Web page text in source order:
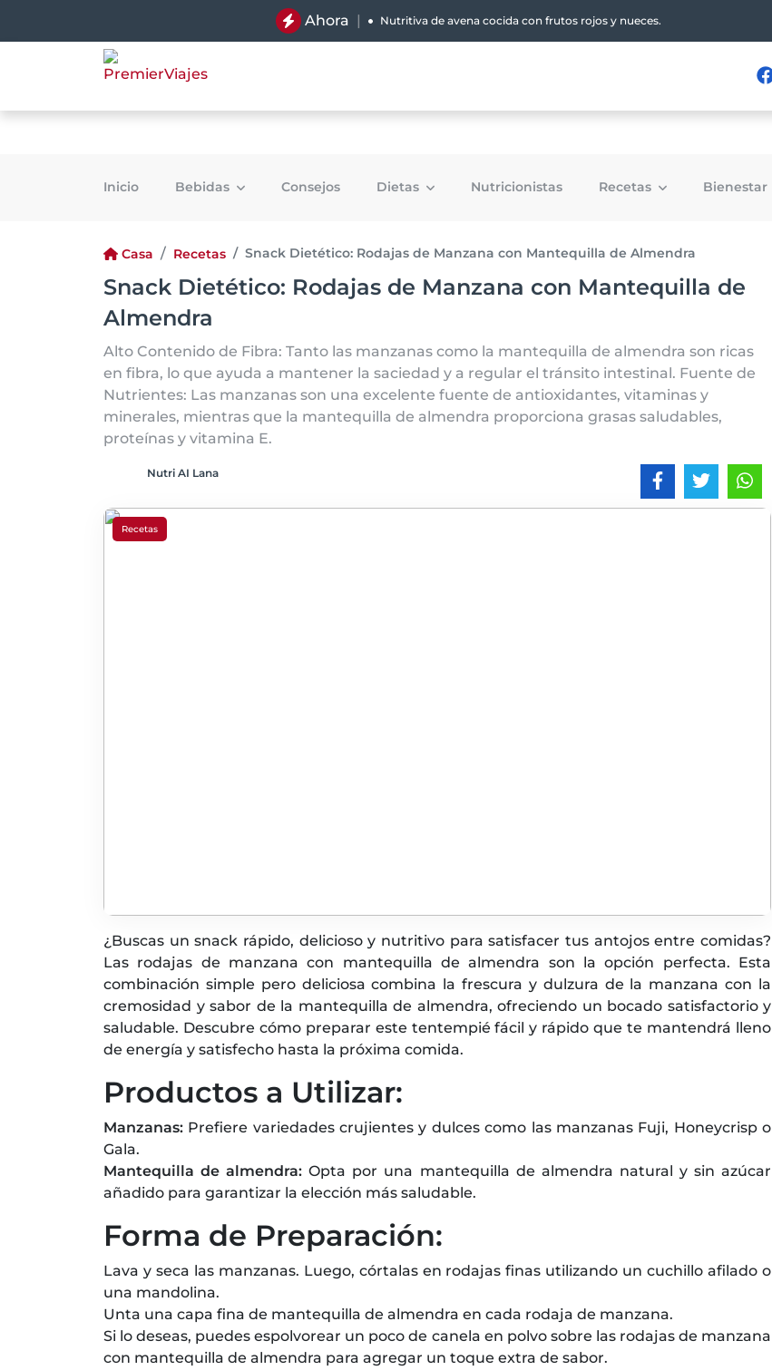
Ahora | Nutritiva de avena cocida con frutos rojos y nueces.
Inicio Bebidas Consejos Dietas Nutricionistas Recetas Bienestar
Casa Recetas Snack Dietético: Rodajas de Manzana con Mantequilla de Almendra
Snack Dietético: Rodajas de Manzana con Mantequilla de
Almendra
Alto Contenido de Fibra: Tanto las manzanas como la mantequilla de almendra son ricas
en fibra, lo que ayuda a mantener la saciedad y a regular el tránsito intestinal. Fuente de
Nutrientes: Las manzanas son una excelente fuente de antioxidantes, vitaminas y
minerales, mientras que la mantequilla de almendra proporciona grasas saludables,
proteínas y vitamina E.
Nutri AI Lana
Recetas
¿Buscas un snack rápido, delicioso y nutritivo para satisfacer tus antojos entre comidas?
Las rodajas de manzana con mantequilla de almendra son la opción perfecta. Esta
combinación simple pero deliciosa combina la frescura y dulzura de la manzana con la
cremosidad y sabor de la mantequilla de almendra, ofreciendo un bocado satisfactorio y
saludable. Descubre cómo preparar este tentempié fácil y rápido que te mantendrá lleno
de energía y satisfecho hasta la próxima comida.
Productos a Utilizar:
Manzanas: Prefiere variedades crujientes y dulces como las manzanas Fuji, Honeycrisp o
Gala.
Mantequilla de almendra: Opta por una mantequilla de almendra natural y sin azúcar
añadido para garantizar la elección más saludable.
Forma de Preparación:
Lava y seca las manzanas. Luego, córtalas en rodajas finas utilizando un cuchillo afilado o
una mandolina.
Unta una capa fina de mantequilla de almendra en cada rodaja de manzana.
Si lo deseas, puedes espolvorear un poco de canela en polvo sobre las rodajas de manzana
con mantequilla de almendra para agregar un toque extra de sabor.